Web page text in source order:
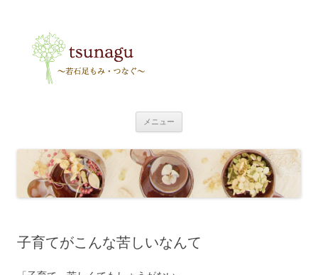
メニュー
ツ
へ
ス
キ
ッ
子育てがこんな苦しいなんて